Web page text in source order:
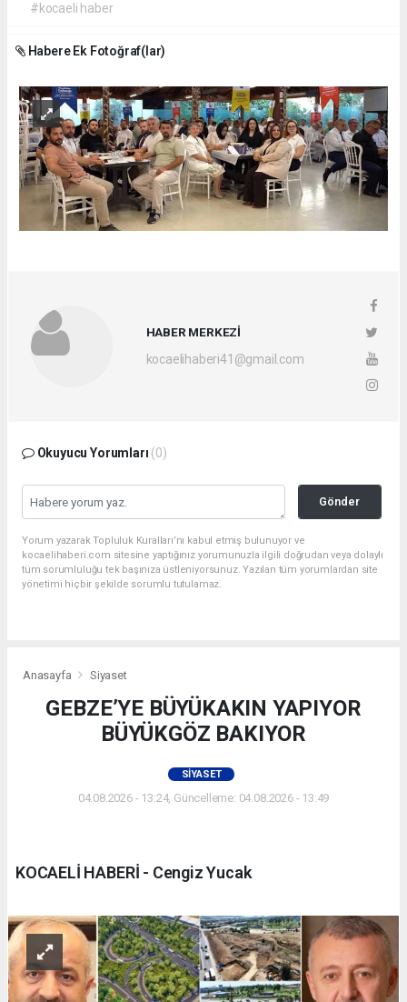
#kocaeli haber
Habere Ek Fotoğraf(lar)
HABER MERKEZİ
kocaelihaberi41@gmail.com
Okuyucu Yorumları (0)
Gönder
Yorum yazarak Topluluk Kuralları’nı kabul etmiş bulunuyor ve
kocaelihaberi.com sitesine yaptığınız yorumunuzla ilgili doğrudan veya dolaylı
tüm sorumluluğu tek başınıza üstleniyorsunuz. Yazılan tüm yorumlardan site
yönetimi hiçbir şekilde sorumlu tutulamaz.
Anasayfa Siyaset
GEBZE’YE BÜYÜKAKIN YAPIYOR
BÜYÜKGÖZ BAKIYOR
SIYASET
04.08.2026 - 13:24, Güncelleme: 04.08.2026 - 13:49
KOCAELİ HABERİ - Cengiz Yucak